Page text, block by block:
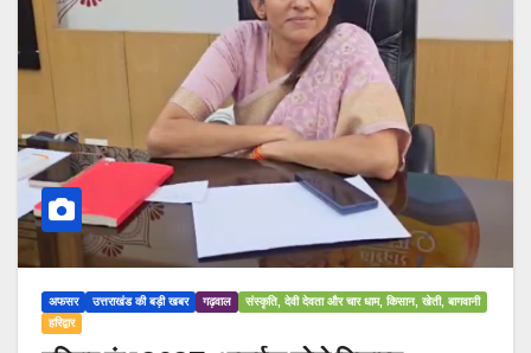
अफसर उत्तराखंड की बड़ी खबर गढ़वाल
संस्कृति, देवी देवता और चार धाम, किसान, खेती, बागवानी
हरिद्वार